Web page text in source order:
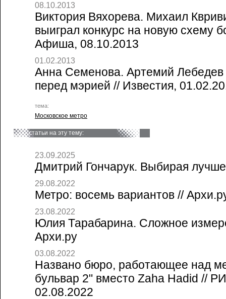
08.10.2013
Виктория Вяхорева. Михаил
выиграл конкурс на новую схему
Афиша, 08.10.2013
01.02.2013
Анна Семенова. Артемий Лебедев
перед мэрией // Известия,
тема:
Московское метро
статьи на эту тему:
23.09.2025
Дмитрий Гончарук. Выбирая
29.08.2022
Метро: восемь вариантов //
23.08.2022
Юлия Тарабарина. Сложное
Архи.ру
03.08.2022
Названо бюро, работающее над
бульвар 2" вместо Zaha Hadid //
02.08.2022